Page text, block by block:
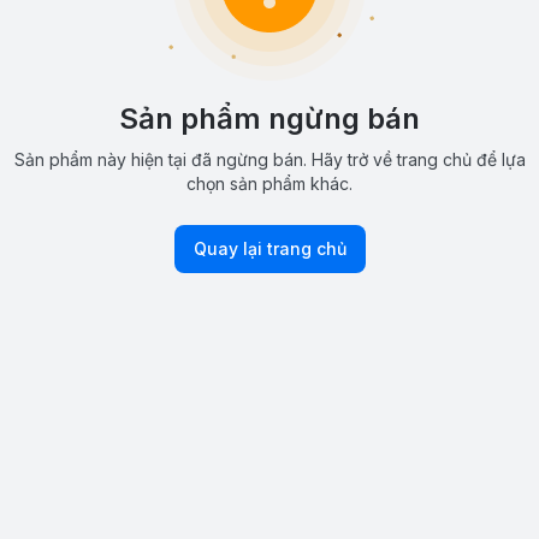
Sản phẩm ngừng bán
Sản phẩm này hiện tại đã ngừng bán. Hãy trở về trang chủ để lựa
chọn sản phẩm khác.
Quay lại trang chủ